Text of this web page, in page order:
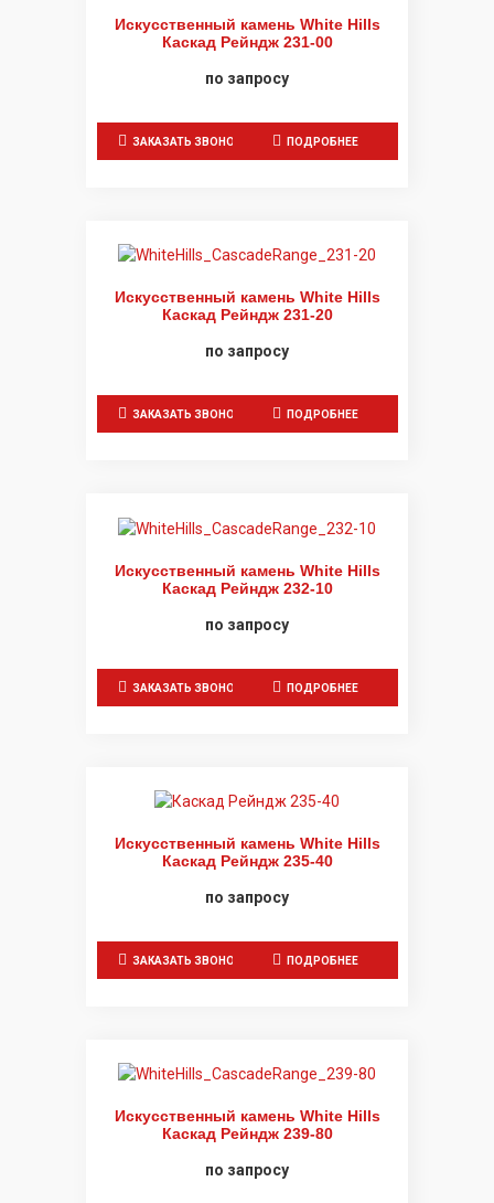
Искусственный камень White Hills
Каскад Рейндж 231-00
по запросу
ЗАКАЗАТЬ ЗВОНОК ПОДРОБНЕЕ
Искусственный камень White Hills
Каскад Рейндж 231-20
по запросу
ЗАКАЗАТЬ ЗВОНОК ПОДРОБНЕЕ
Искусственный камень White Hills
Каскад Рейндж 232-10
по запросу
ЗАКАЗАТЬ ЗВОНОК ПОДРОБНЕЕ
Искусственный камень White Hills
Каскад Рейндж 235-40
по запросу
ЗАКАЗАТЬ ЗВОНОК ПОДРОБНЕЕ
Искусственный камень White Hills
Каскад Рейндж 239-80
по запросу